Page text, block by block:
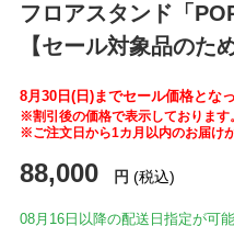
フロアスタンド「
【セール対象品のた
8月30日(日)までセール価格とな
※割引後の価格で表示しております。
※ご注文日から1カ月以内のお届けが
88,000 円 (税込)
08月16日 以降の配送日指定が可